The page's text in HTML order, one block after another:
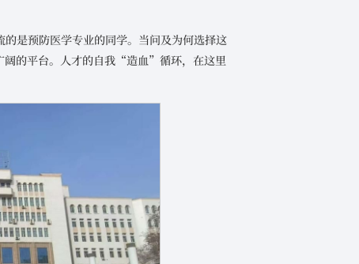
是预防医学专业的同学。当问及为何选择这
的平台。人才的自我“造血”循环，在这里